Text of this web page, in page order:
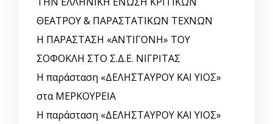
ΘΕΑΤΡΟΥ & ΠΑΡΑΣΤΑΤΙΚΩΝ ΤΕΧΝΩΝ
Η ΠΑΡΑΣΤΑΣΗ «ΑΝΤΙΓΟΝΗ» ΤΟΥ
ΣΟΦΟΚΛΗ ΣΤΟ Σ.Δ.Ε. ΝΙΓΡΙΤΑΣ
Η παράσταση «ΔΕΛΗΣΤΑΥΡΟΥ ΚΑΙ ΥΙΟΣ»
στα ΜΕΡΚΟΥΡΕΙΑ
Η παράσταση «ΔΕΛΗΣΤΑΥΡΟΥ ΚΑΙ ΥΙΟΣ»